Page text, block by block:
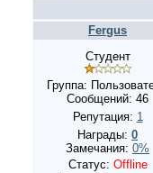
Fergus
Студент
Группа:
Сообщений: 46
Репутация: 1
Награды: 0
Замечания: 0%
Статус: Offline